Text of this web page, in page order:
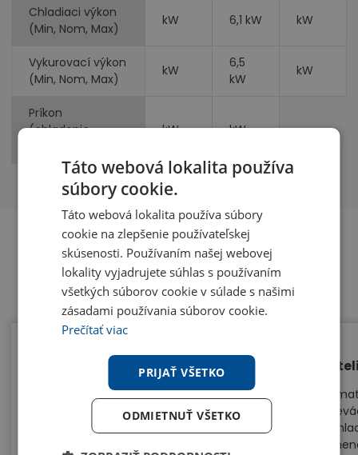
Chladiaci výkon
(Min, Nom, Max)
kW 6,1 kW kW
Vykurovací výkon
(Min, Nom, Max)
kW
6,5
kW
kW
Príkon
(chladenie,
kW kW
Benefity
Jedna vonkajšia jednotka - 3
vnútorné jednotky
Sinclair Multisplit MV-E21BI umožňuje na
jednu vonkajšiu jednotku pripojiť až
Táto webová lokalita používa
súbory cookie.
Táto webová lokalita používa súbory
cookie na zlepšenie používateľskej
skúsenosti. Používaním našej webovej
lokality vyjadrujete súhlas s používaním
všetkých súborov cookie v súlade s našimi
zásadami používania súborov cookie.
Prečítať viac
PRIJAŤ VŠETKO
ODMIETNUŤ VŠETKO